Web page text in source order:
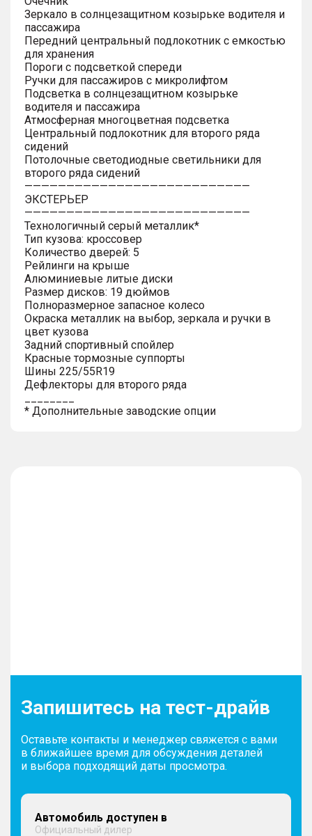
Зеркало в солнцезащитном козырьке водителя и
пассажира
Передний центральный подлокотник с емкостью
для хранения
Пороги с подсветкой спереди
Ручки для пассажиров с микролифтом
Подсветка в солнцезащитном козырьке
водителя и пассажира
Атмосферная многоцветная подсветка
Центральный подлокотник для второго ряда
сидений
Потолочные светодиодные светильники для
второго ряда сидений
———————————————————————————
ЭКСТЕРЬЕР
———————————————————————————
Технологичный серый металлик*
Тип кузова: кроссовер
Количество дверей: 5
Рейлинги на крыше
Алюминиевые литые диски
Размер дисков: 19 дюймов
Полноразмерное запасное колесо
Окраска металлик на выбор, зеркала и ручки в
цвет кузова
Задний спортивный спойлер
Красные тормозные суппорты
Шины 225/55R19
Дефлекторы для второго ряда
* Дополнительные заводские опции
Запишитесь на тест-драйв
Оставьте контакты и менеджер свяжется с вами
в ближайшее время для обсуждения деталей
и выбора подходящий даты просмотра.
Автомобиль доступен в
Официальный дилер